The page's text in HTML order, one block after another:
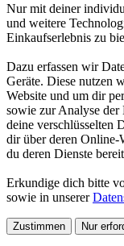
Nur mit deiner
und weitere
Einkaufserlebnis zu
Dazu erfassen wir
Geräte. Diese nutzen
Website und um dir
sowie zur Analyse
deine verschlüsselten
dir über deren Online-
du deren Dienste
Erkundige dich bitte
sowie in unserer
Zustimmen Nur